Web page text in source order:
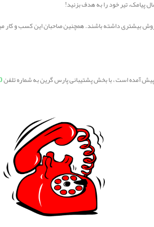
پیامک، تیر خود را به هدف بزنید!
بیشتری داشته باشند. همچنین صاحبان این کسب و کار
پیش آمده است ، با بخش پشتیبانی پارس گرین به شماره تلفن